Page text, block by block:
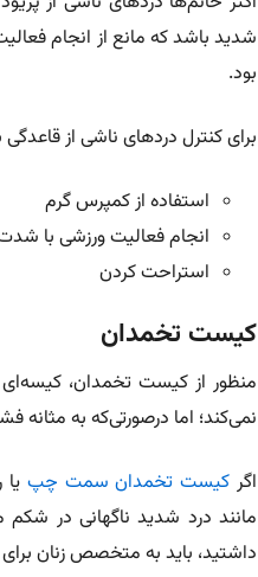
شدید باشد که مانع از انجام
بود.
برای کنترل دردهای ناشی از
استفاده از کمپرس گرم
انجام فعالیت ورزشی با
استراحت کردن
کیست تخمدان
منظور از کیست تخمدان،
نمی‌کند؛ اما درصورتی‌که به مثانه
اگر کیست تخمدان سمت چپ
مانند درد شدید ناگهانی در
داشتید، باید به متخصص زنان